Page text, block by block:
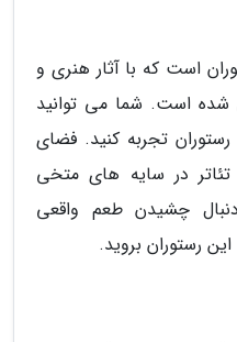
است که با آثار هنری و
شده است. شما می توانید
تجربه کنید. فضای
تئاتر در سایه های متخی
چشیدن طعم واقعی
رستوران بروید.